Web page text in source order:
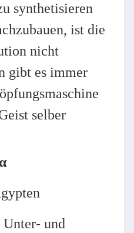
synthetisieren
ist die
nicht
gibt es immer
selber
α
und